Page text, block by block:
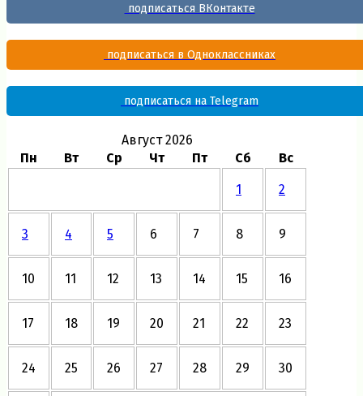
подписаться ВКонтакте
подписаться в Одноклассниках
подписаться на Telegram
Август 2026
Пн
Вт Ср Чт Пт Сб Вс
1 2
3 4 5 6 7 8 9
10 11 12 13 14 15 16
17 18 19 20 21 22 23
24 25 26 27 28 29 30